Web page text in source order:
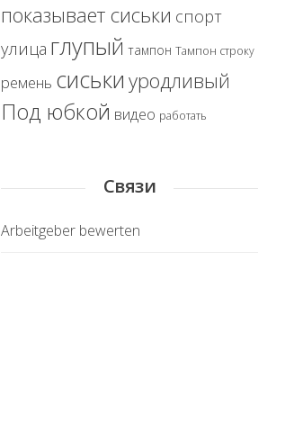
показывает сиськи спорт
улица глупый тампон Тампон строку
ремень сиськи уродливый
Под юбкой видео работать
Связи
Arbeitgeber bewerten